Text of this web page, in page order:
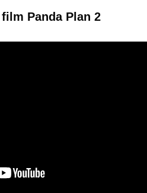
Panda Plan 2